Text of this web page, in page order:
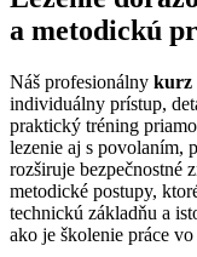
a metodickú
Náš profesionálny kurz
individuálny prístup,
praktický tréning
lezenie aj s povolaním,
rozširuje bezpečnostné
metodické postupy,
technickú základňu a
ako je školenie práce